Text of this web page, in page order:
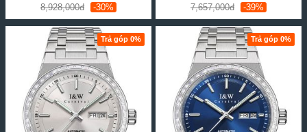
8,928,000đ -30% 7,657,000đ -39%
Trả góp 0% Trả góp 0%